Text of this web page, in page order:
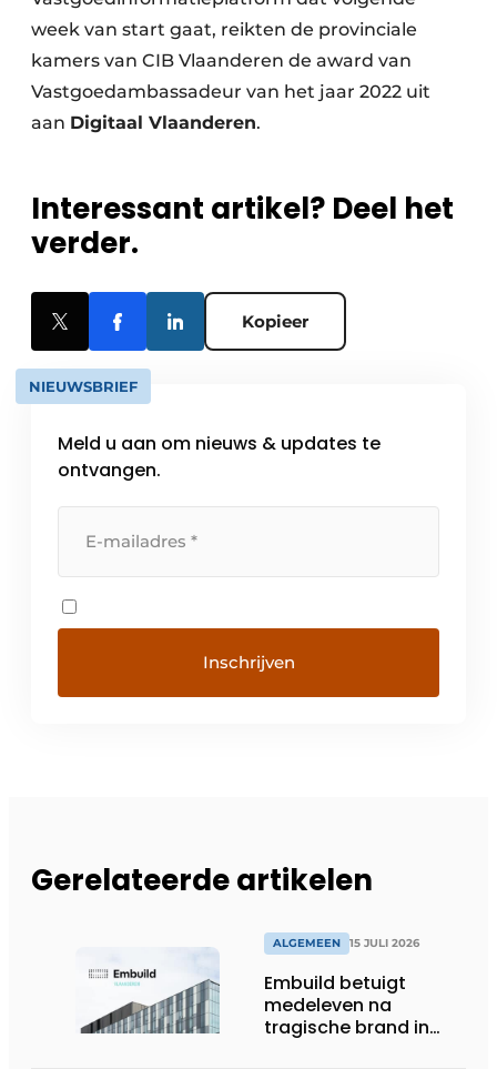
week van start gaat, reikten de provinciale
kamers van CIB Vlaanderen de award van
Vastgoedambassadeur van het jaar 2022 uit
aan Digitaal Vlaanderen.
Interessant artikel? Deel het
verder.
Kopieer
NIEUWSBRIEF
Meld u aan om nieuws & updates te
ontvangen.
Gerelateerde artikelen
ALGEMEEN 15 JULI 2026
Embuild betuigt
medeleven na
tragische brand in